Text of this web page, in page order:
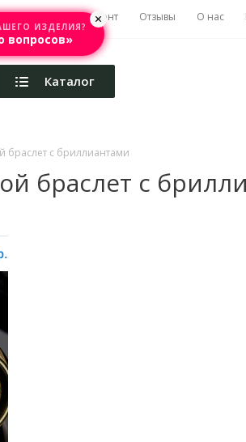
Ремонт Отзывы О нас
Каталог
браслет с бриллиантами
браслет с
ИЗДЕЛИЯ?
вопросов»